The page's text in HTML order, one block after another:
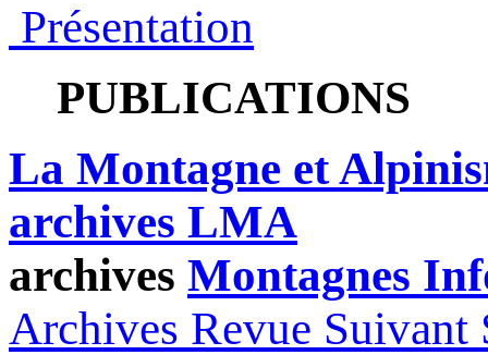
Présentation
PUBLICATIONS
La Montagne et
archives LMA
archives Montagnes
Archives Revue Suivant